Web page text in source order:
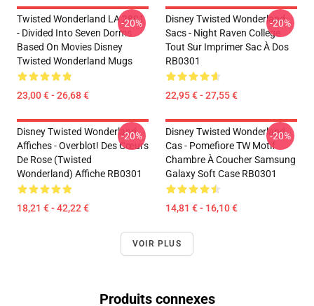
Twisted Wonderland LA 2801
- Divided Into Seven Dorms
Based On Movies Disney
Twisted Wonderland Mugs
23,00 € - 26,68 €
-20%
Disney Twisted Wonderland
Sacs - Night Raven College
Tout Sur Imprimer Sac À Dos
RB0301
22,95 € - 27,55 €
-20%
Disney Twisted Wonderland
Affiches - Overblot! Des Cœurs
De Rose (Twisted
Wonderland) Affiche RB0301
18,21 € - 42,22 €
-20%
Disney Twisted Wonderland
Cas - Pomefiore TW Motif
Chambre À Coucher Samsung
Galaxy Soft Case RB0301
14,81 € - 16,10 €
-20%
VOIR PLUS
Produits connexes